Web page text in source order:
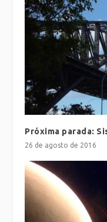
Próxima parada:
26 de agosto de 2016